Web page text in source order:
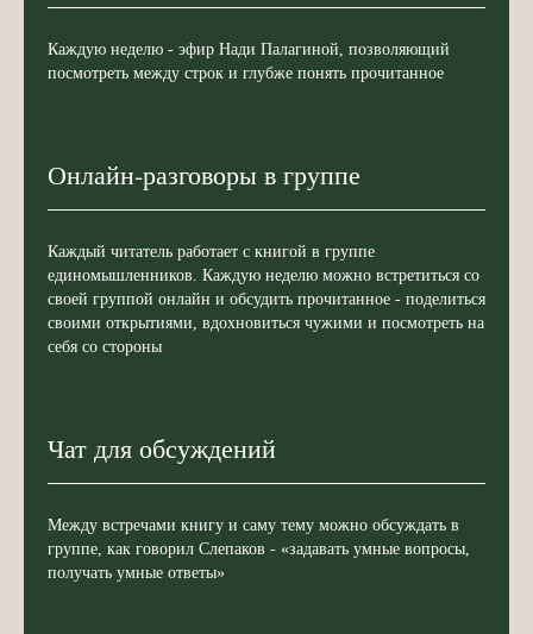
Каждую неделю - эфир Нади Палагиной, позволяющий
посмотреть между строк и глубже понять прочитанное
Онлайн-разговоры в группе
Каждый читатель работает с книгой в группе
единомышленников. Каждую неделю можно встретиться со
своей группой онлайн и обсудить прочитанное - поделиться
своими открытиями, вдохновиться чужими и посмотреть на
себя со стороны
Чат для обсуждений
Между встречами книгу и саму тему можно обсуждать в
группе, как говорил Слепаков - «задавать умные вопросы,
получать умные ответы»